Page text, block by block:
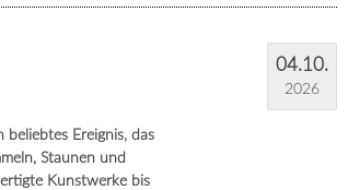
04.10.
2026
Ereignis, das
Staunen und
Kunstwerke bis